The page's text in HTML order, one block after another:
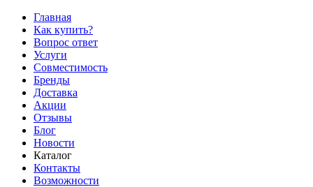
Главная
Как купить?
Вопрос ответ
Услуги
Совместимость
Бренды
Доставка
Акции
Отзывы
Блог
Новости
Каталог
Контакты
Возможности